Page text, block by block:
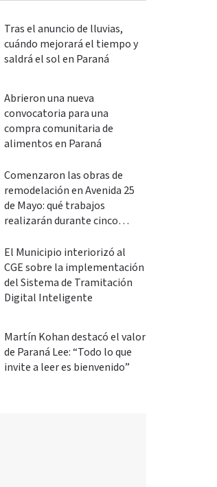
Tras el anuncio de lluvias,
cuándo mejorará el tiempo y
saldrá el sol en Paraná
Abrieron una nueva
convocatoria para una
compra comunitaria de
alimentos en Paraná
Comenzaron las obras de
remodelación en Avenida 25
de Mayo: qué trabajos
realizarán durante cinco
El Municipio interiorizó al
CGE sobre la implementación
del Sistema de Tramitación
Digital Inteligente
Martín Kohan destacó el valor
de Paraná Lee: “Todo lo que
invite a leer es bienvenido”